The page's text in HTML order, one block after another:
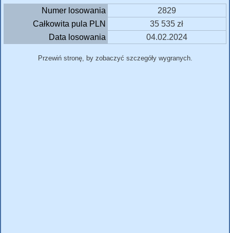
Numer losowania
2829
Całkowita pula PLN
35 535 zł
Data losowania
04.02.2024
Przewiń stronę, by zobaczyć szczegóły wygranych.